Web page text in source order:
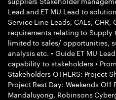
Lead and ET MU Lead to
Service Line Leads, CALs, CHR,
requirements relating to
limited to sales/ opportunities,
analysis etc. • Guide ET MU
capability to stakeholders •
Stakeholders OTHERS: Project
Project Rest Day: Weekends
Mandaluyong, Robinsons